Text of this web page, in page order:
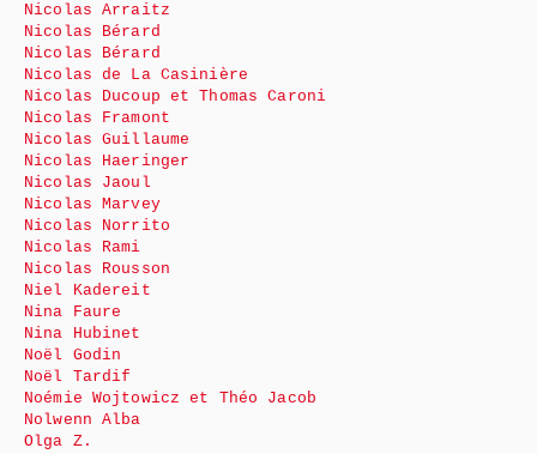
Nicolas Arraitz
Nicolas Bérard
Nicolas Bérard
Nicolas de La Casinière
Nicolas Ducoup et Thomas Caroni
Nicolas Framont
Nicolas Guillaume
Nicolas Haeringer
Nicolas Jaoul
Nicolas Marvey
Nicolas Norrito
Nicolas Rami
Nicolas Rousson
Niel Kadereit
Nina Faure
Nina Hubinet
Noël Godin
Noël Tardif
Noémie Wojtowicz et Théo Jacob
Nolwenn Alba
Olga Z.